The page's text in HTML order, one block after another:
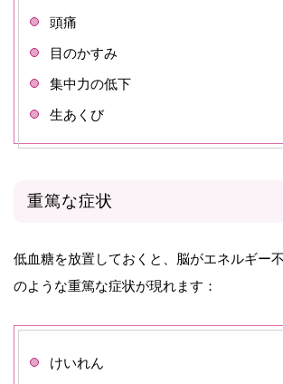
頭痛
目のかすみ
集中力の低下
生あくび
重篤な症状
低血糖を放置しておくと、脳がエネルギー
のような重篤な症状が現れます：
けいれん